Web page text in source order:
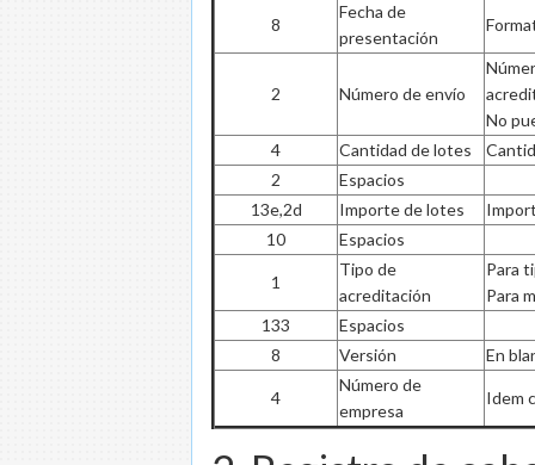
8
Fecha de
presentación
2 Número de envío
No
4
Cantidad de lotes
2
Espacios
13e,2d
Importe de lotes
10
Espacios
1
Tipo de
acreditación
Para
Para
133
Espacios
8
Versión En
4
Número de
empresa
Idem